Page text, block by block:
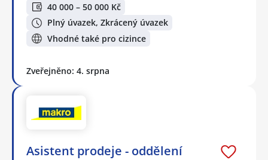
40 000 – 50 000 Kč
Plný úvazek, Zkrácený úvazek
Vhodné také pro cizince
Zveřejněno: 4. srpna
Asistent prodeje - oddělení